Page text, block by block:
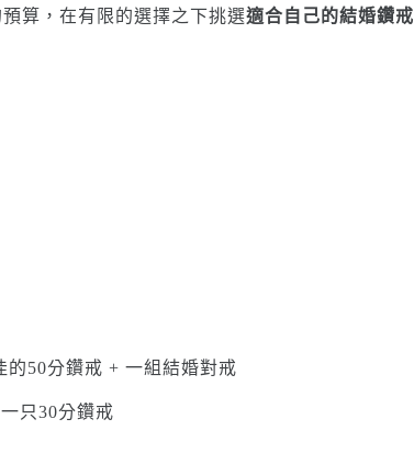
算，在有限的選擇之下挑選適合自己的結婚鑽戒
50分鑽戒 + 一組結婚對戒
只30分鑽戒